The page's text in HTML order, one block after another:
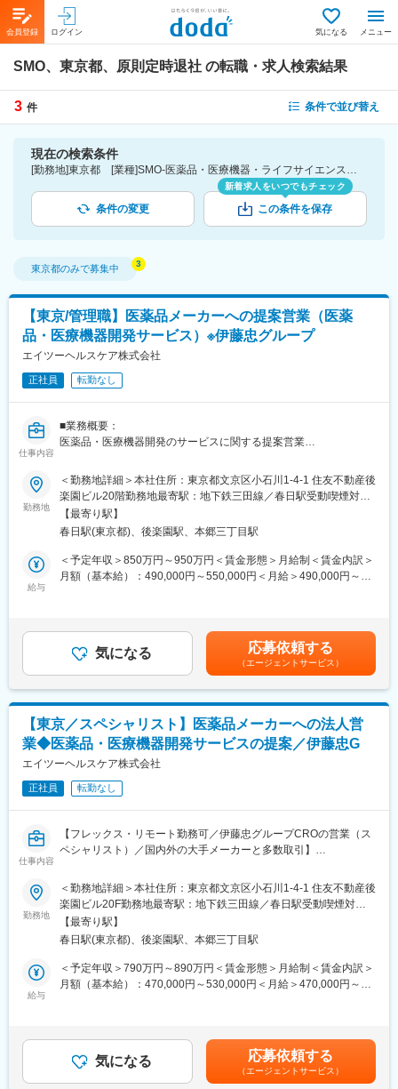
会員登録 ログイン 気になる メニュー
SMO、東京都、原則定時退社 の転職・求人検索結果
3 件 条件で並び替え
現在の検索条件
[勤務地]東京都 [業種]SMO-医薬品・医療機器・ライフサイエンス・医療系サービス [詳細条件](休日・働き方)原則定時退社
条件の変更
新着求人をいつでもチェック
この条件を保存
東京都のみで募集中
【東京/管理職】医薬品メーカーへの提案営業（医薬
品・医療機器開発サービス）※伊藤忠グループ
エイツーヘルスケア株式会社
正社員 転勤なし
仕事内容
■業務概要：
医薬品・医療機器開発のサービスに関する提案営業
獲得に向けて、社内の関係部署と連携して効率的な営業活動を実
施していただきます。
■業務詳細：
・製薬企業や大学病院からの新規案件創出
・既存クライアントからのリピート案件の深耕
・見積依頼（RFP）の内容や顧客ニーズの分析
・関係部署と連携した上で提案内容等の検討、コーディネイト
プ
・メンバーマネジメント
・リモートワーク制度、時短勤務制度など、効率的に働ける環境
が整っています。
・有給取得率70％、産休／育休後の復職率100％と、ワークライ
フバランスを重視する社風です。
■当社の強み：
（1）臨床試験の国際化が急速に進む現在、グローバル・スタディ
に対応できることが必須となっています。英語でコミュニケーシ
ョンができるだけでなく、日本でより効率的に試験を実施するた
めの提案やリーダーシップが求められています。既に当社ではグ
グローバル対応力強化のために社内研修プログラムの充実を図っ
ています。また、社内組織体制もグローバル・スタディを専属で
実施するモニタリング部門を設け、CTMSやeTMFをサポートする
IH（In-House）-CRAも配置しています。
る戦略・薬事コンサルティング、薬事申請業務、現地の薬事制
度・市場調査等の薬事関連業務をサポートいたします。また、海
以上のスタッフを擁するPRA Health Sciences社（現ICONクリニ
カルリサーチ合同会社）と日本における治験実施に関する戦略的
パートナーシップ契約を締結しています。
勤務地
＜勤務地詳細＞本社住所：東京都文京区小石川1-4-1 住友不動産後
楽園ビル20階勤務地最寄駅：地下鉄三田線／春日駅受動喫煙対
策：屋内全面禁煙変更の範囲：会社の定める事業所（リモートワ
ーク含む）
【最寄り駅】
春日駅(東京都)、後楽園駅、本郷三丁目駅
給与
＜予定年収＞850万円～950万円＜賃金形態＞月給制＜賃金内訳＞
月額（基本給）：490,000円～550,000円＜月給＞490,000円～
安の金額であり、選考を通じて上下する可能性があります。月給
(月額)は固定手当を含めた表記です。
気になる 応募依頼する
（エージェントサービス）
【東京／スペシャリスト】医薬品メーカーへの法人営
業◆医薬品・医療機器開発サービスの提案／伊藤忠G
エイツーヘルスケア株式会社
正社員 転勤なし
仕事内容
【フレックス・リモート勤務可／伊藤忠グループCROの営業（ス
ペシャリスト）／国内外の大手メーカーと多数取引】
【はじめに】
CROである当社にて、医薬品メーカー向けの提案営業を募集しま
す。医薬品・医療機器開発のサービスを新規・既存クライアント
へ提案いただきます。
【業務内容】
※スペシャリストはマネジメント業務はございません。
■関係部署と連携した上で提案内容等の検討、コーディネイト
■秘密保持契約や業務委受託契約等の契約交渉・締結手続
■各種セミナーへのブース出展時の対応
勤務地
＜勤務地詳細＞本社住所：東京都文京区小石川1-4-1 住友不動産後
楽園ビル20F勤務地最寄駅：地下鉄三田線／春日駅受動喫煙対
策：屋内全面禁煙変更の範囲：会社の定める事業所（リモートワ
ーク含む）
【最寄り駅】
春日駅(東京都)、後楽園駅、本郷三丁目駅
給与
＜予定年収＞790万円～890万円＜賃金形態＞月給制＜賃金内訳＞
月額（基本給）：470,000円～530,000円＜月給＞470,000円～
安の金額であり、選考を通じて上下する可能性があります。月給
(月額)は固定手当を含めた表記です。
気になる 応募依頼する
（エージェントサービス）